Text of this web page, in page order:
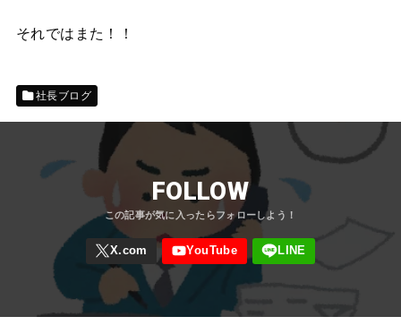
それではまた！！
社長ブログ
FOLLOW